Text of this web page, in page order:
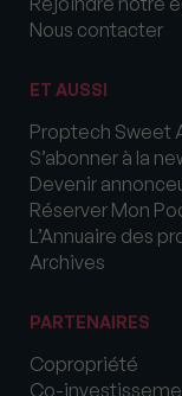
Nous contacter
ET AUSSI
Proptech Sweet
S’abonner à la
Devenir
Réserver Mon
L’Annuaire des
Archives
PARTENAIRES
Copropriété
Co-